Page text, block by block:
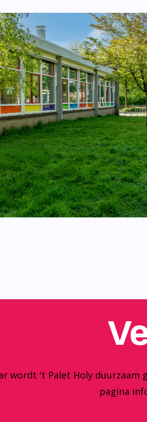
wordt 't Palet Holy duurzaam
pagina